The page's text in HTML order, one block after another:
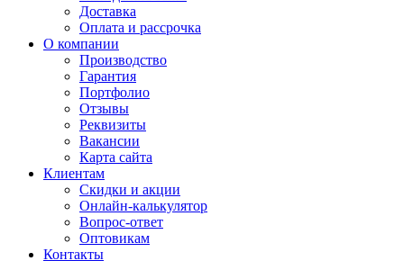
Доставка
Оплата и рассрочка
О компании
Производство
Гарантия
Портфолио
Отзывы
Реквизиты
Вакансии
Карта сайта
Клиентам
Скидки и акции
Онлайн-калькулятор
Вопрос-ответ
Оптовикам
Контакты